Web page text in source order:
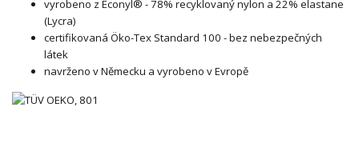
vyrobeno z Econyl® - 78% recyklovaný nylon a 22% elastane
(Lycra)
certifikovaná Öko-Tex Standard 100 - bez nebezpečných
látek
navrženo v Německu a vyrobeno v Evropě